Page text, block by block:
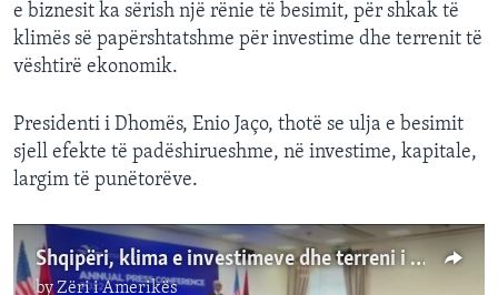
e biznesit ka sërish një rënie të besimit, për shkak të
klimës së papërshtatshme për investime dhe terrenit të
vështirë ekonomik.
Presidenti i Dhomës, Enio Jaço, thotë se ulja e besimit
sjell efekte të padëshirueshme, në investime, kapitale,
largim të punëtorëve.
Shqipëri, klima e investimeve dhe terreni i vështirë ekonomik
byZëri i Amerikës